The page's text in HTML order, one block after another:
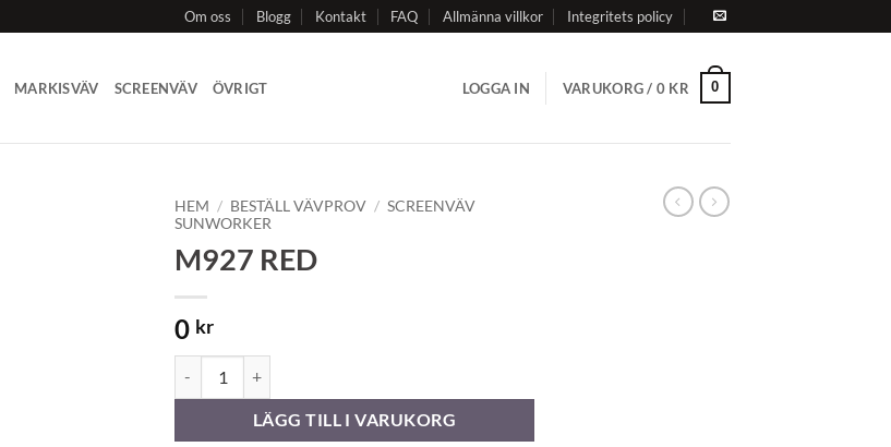
Om oss Blogg Kontakt FAQ Allmänna villkor Integritets policy
MARKISVÄV SCREENVÄV ÖVRIGT LOGGA IN VARUKORG / 0 KR 0
HEM / BESTÄLL VÄVPROV / SCREENVÄV
SUNWORKER
M927 RED
0 kr
LÄGG TILL I VARUKORG